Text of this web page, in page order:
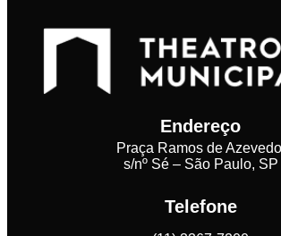
Endereço
Praça Ramos de
s/nº Sé – São Paulo, SP
Telefone